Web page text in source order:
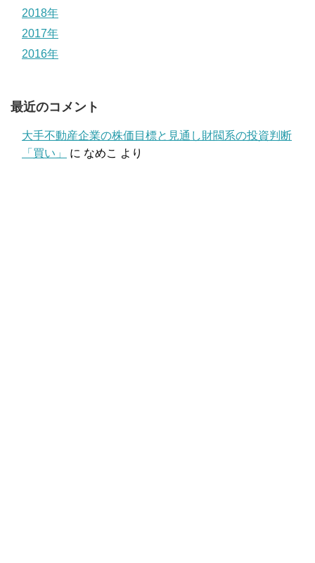
2018年
2017年
2016年
最近のコメント
大手不動産企業の株価目標と見通し財閥系の投資判断
「買い」
に なめこ より